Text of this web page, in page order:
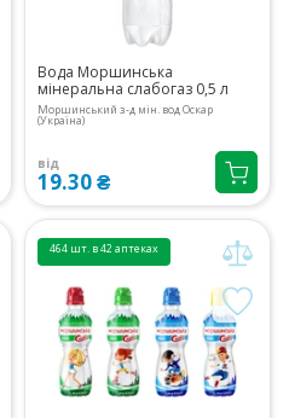
Вода Моршинська
мінеральна слабогаз 0,5 л
Моршинський з-д мін. вод Оскар
(Україна)
від
19.30 ₴
464 шт. в 42 аптеках